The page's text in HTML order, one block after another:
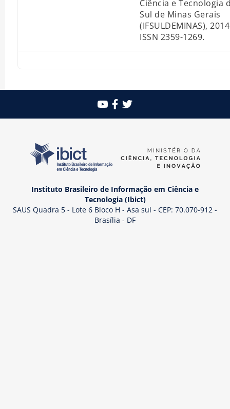
Ciência e Tecnologia
Sul de Minas Gerais
(IFSULDEMINAS),
ISSN 2359-1269.
Instituto Brasileiro de Informação em Ciência e
Tecnologia (Ibict)
SAUS Quadra 5 - Lote 6 Bloco H - Asa sul - CEP: 70.070-912 -
Brasília - DF